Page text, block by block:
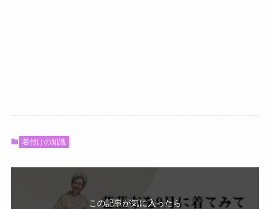
着付けの知識
この記事が気に入ったら